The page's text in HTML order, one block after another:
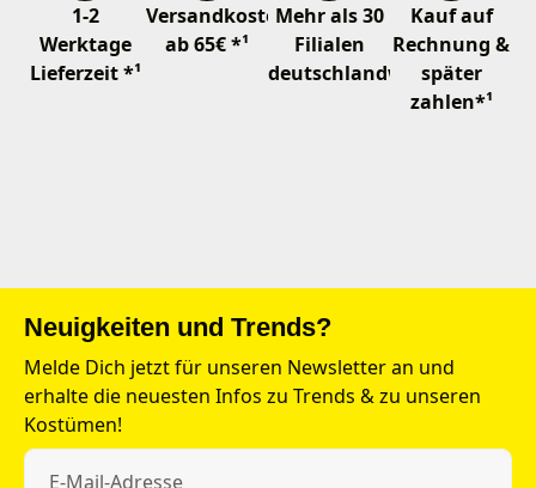
1-2
Werktage
Lieferzeit *¹
Versandkostenfrei
ab 65€ *¹
Mehr als 30
Filialen
deutschlandweit
Kauf auf
Rechnung &
später
zahlen*¹
Neuigkeiten und Trends?
Melde Dich jetzt für unseren Newsletter an und
erhalte die neuesten Infos zu Trends & zu unseren
Kostümen!